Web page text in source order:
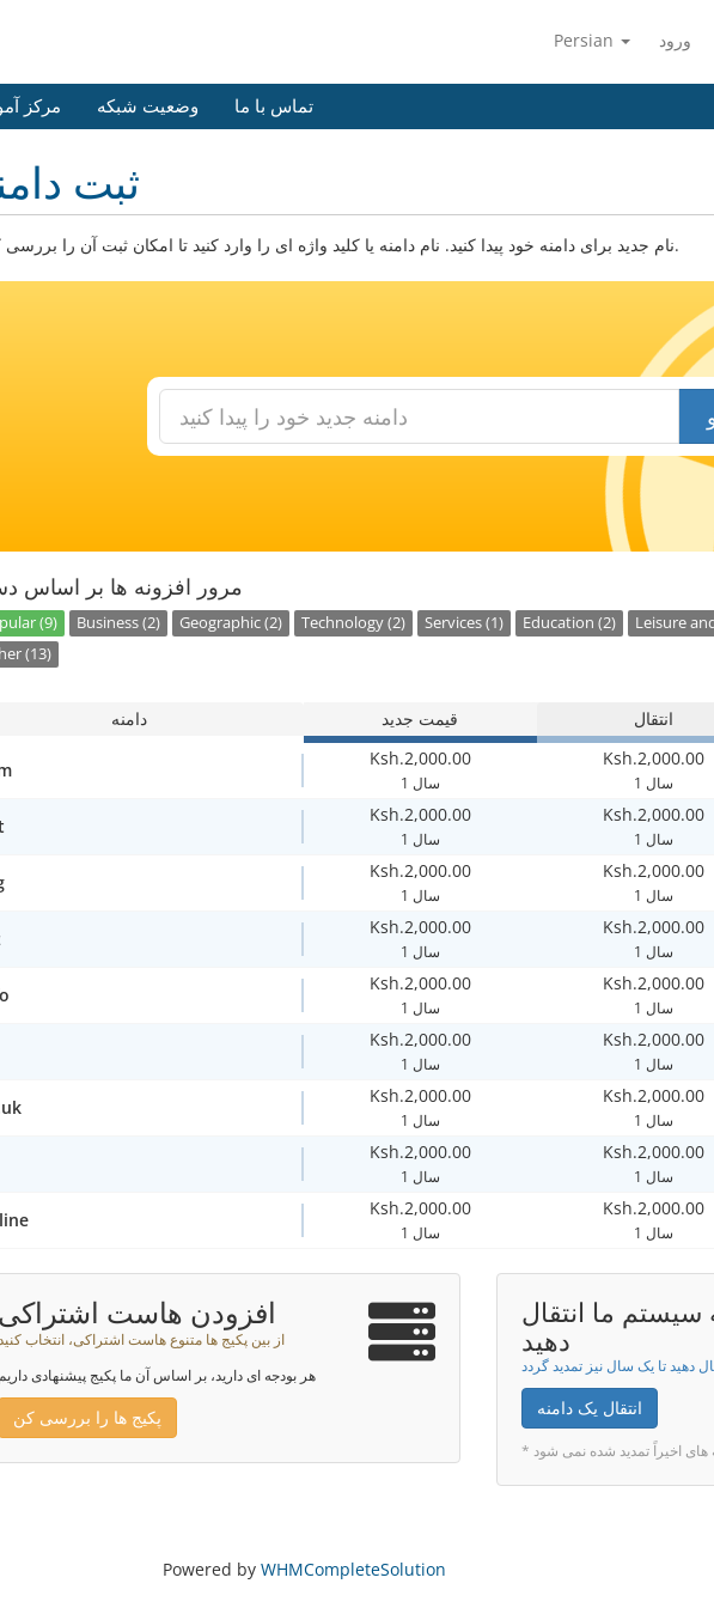
Persian ورود
مرکز وضعیت شبکه تماس با ما
ثبت
نام جدید برای دامنه خود پیدا کنید. نام دامنه یا کلید واژه ای را وارد کنید تا امکان ثبت آن را بررسی کنیم.
مرور افزونه ها بر اساس
(9) Business (2) Geographic (2) Technology (2) Services (1) Education (2) Leisure
(13)
دامنه قیمت جدید انتقال
Ksh.2,000.00
1 سال
Ksh.2,000.00
1 سال
Ksh.2,000.00
1 سال
Ksh.2,000.00
1 سال
Ksh.2,000.00
1 سال
Ksh.2,000.00
1 سال
Ksh.2,000.00
1 سال
Ksh.2,000.00
1 سال
Ksh.2,000.00
1 سال
Ksh.2,000.00
1 سال
Ksh.2,000.00
1 سال
Ksh.2,000.00
1 سال
Ksh.2,000.00
1 سال
Ksh.2,000.00
1 سال
Ksh.2,000.00
1 سال
Ksh.2,000.00
1 سال
Ksh.2,000.00
1 سال
Ksh.2,000.00
1 سال
افزودن هاست اشتراکی
از بین پکیج ها متنوع هاست اشتراکی، انتخاب کنید
هر بودجه ای دارید، بر اساس آن ما پکیج پیشنهادی داریم
پکیج ها را بررسی کن
سیستم ما انتقال
دهید
انتقال یک دامنه
های اخیراً تمدید شده نمی شود
Powered by WHMCompleteSolution